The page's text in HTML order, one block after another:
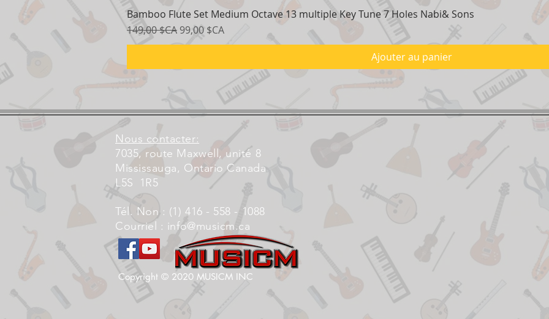
Aperçu rapide
Bamboo Flute Set Medium Octave 13 multiple Key Tune 7 Holes Nabi& Sons
Prix original
149,00 $CA Prix promotionnel
99,00 $CA
Ajouter au panier
Nous contacter:
7035, route Maxwell, unité 8
Mississauga, Ontario Canada
L5S
1R5
Tél. Non : (1) 416 - 558 - 1088
Courriel : info@musicm.ca
Copyright © 2020 MUSICM INC